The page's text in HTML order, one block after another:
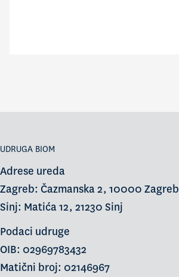
UDRUGA BIOM
Adrese ureda
Zagreb: Čazmanska 2, 10000 Zagreb
Sinj: Matića 12, 21230 Sinj
Podaci udruge
OIB: 02969783432
Matični broj: 02146967